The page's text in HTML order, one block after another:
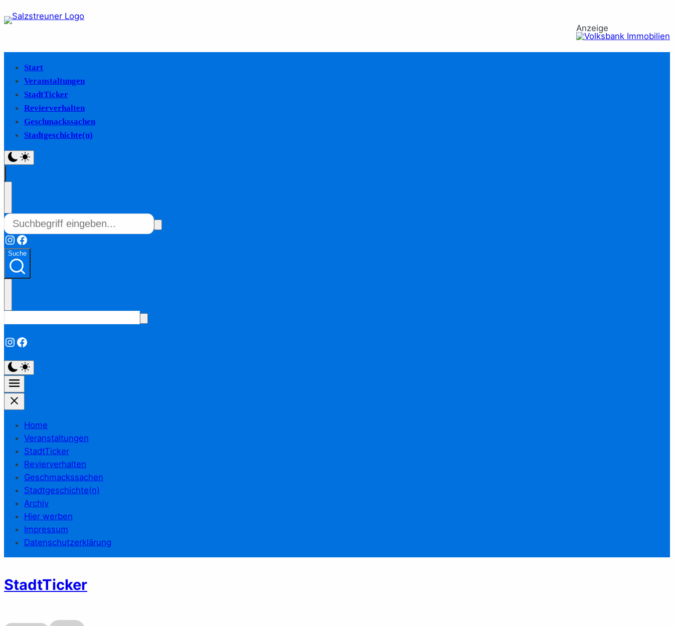
Anzeige
Start
Veranstaltungen
StadtTicker
Revierverhalten
Geschmackssachen
Stadtgeschichte(n)
Instagram
Facebook
Suche
Instagram
Facebook
Home
Veranstaltungen
StadtTicker
Revierverhalten
Geschmackssachen
Stadtgeschichte(n)
Archiv
Hier werben
Impressum
Datenschutzerklärung
StadtTicker